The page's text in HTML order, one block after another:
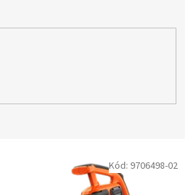
Kód: 9706498-02